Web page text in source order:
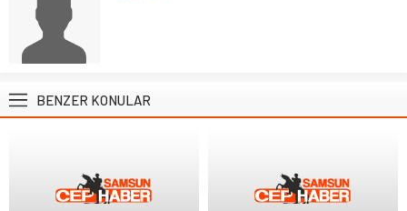
BENZER KONULAR